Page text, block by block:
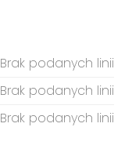
Brak podanych linii
Brak podanych linii
Brak podanych linii